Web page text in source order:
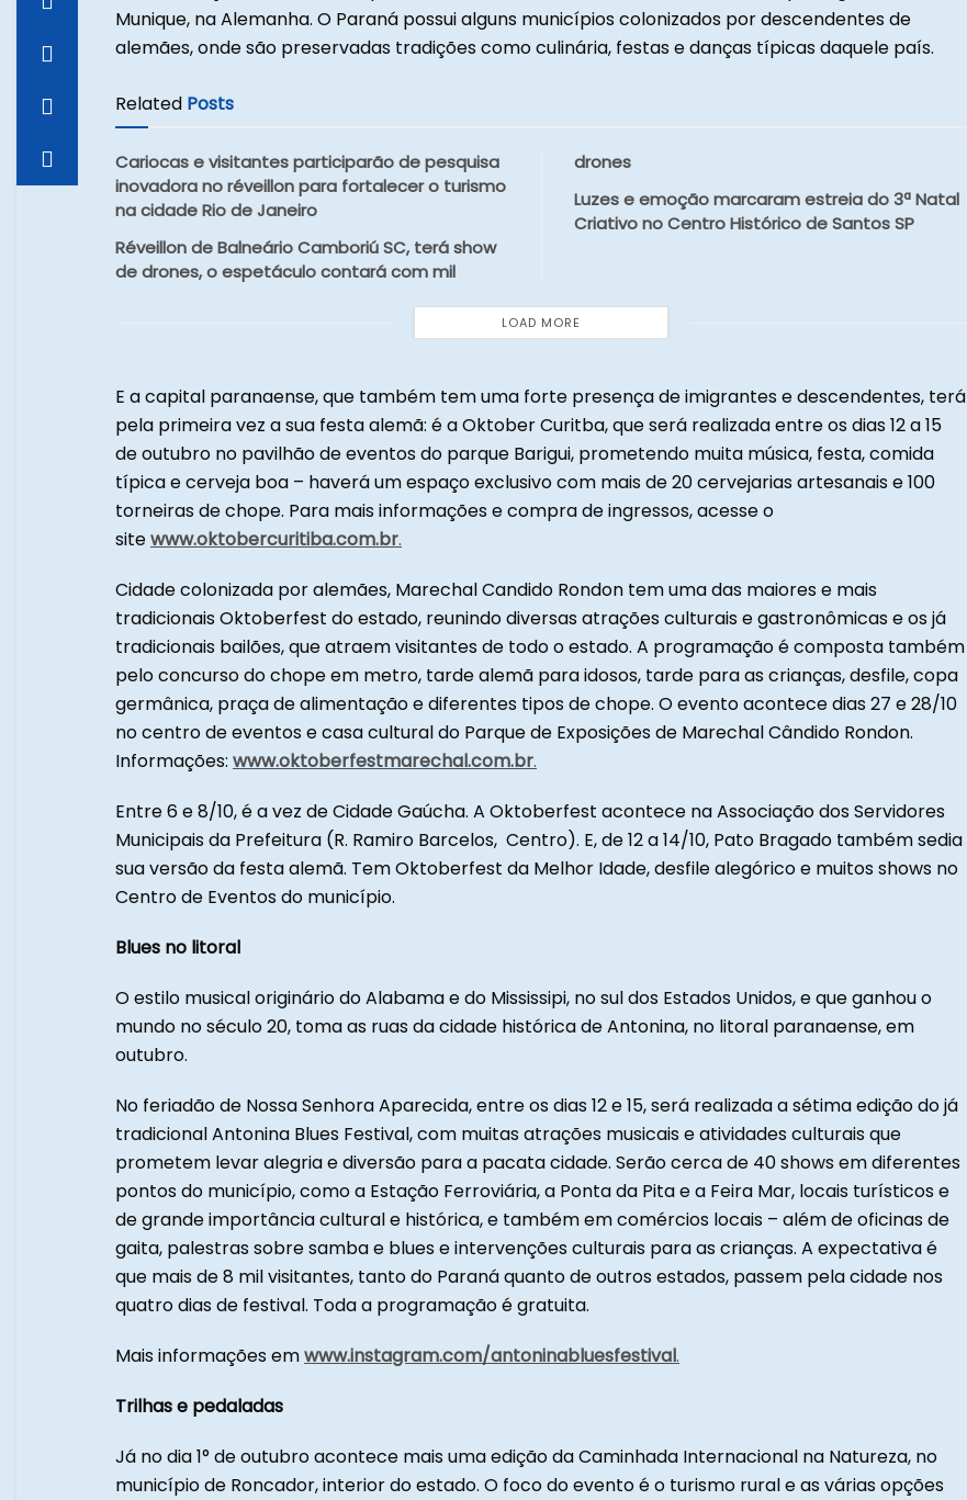
Munique, na Alemanha. O Paraná possui alguns municípios colonizados por descendentes de
alemães, onde são preservadas tradições como culinária, festas e danças típicas daquele país.
Related Posts
Cariocas e visitantes participarão de pesquisa
inovadora no réveillon para fortalecer o turismo
na cidade Rio de Janeiro
Réveillon de Balneário Camboriú SC, terá show
de drones, o espetáculo contará com mil
drones
Luzes e emoção marcaram estreia do 3ª Natal
Criativo no Centro Histórico de Santos SP
LOAD MORE
E a capital paranaense, que também tem uma forte presença de imigrantes e descendentes, terá
pela primeira vez a sua festa alemã: é a Oktober Curitba, que será realizada entre os dias 12 a 15
de outubro no pavilhão de eventos do parque Barigui, prometendo muita música, festa, comida
típica e cerveja boa – haverá um espaço exclusivo com mais de 20 cervejarias artesanais e 100
torneiras de chope. Para mais informações e compra de ingressos, acesse o
sitewww.oktobercuritiba.com.br.
Cidade colonizada por alemães, Marechal Candido Rondon tem uma das maiores e mais
tradicionais Oktoberfest do estado, reunindo diversas atrações culturais e gastronômicas e os já
tradicionais bailões, que atraem visitantes de todo o estado. A programação é composta também
pelo concurso do chope em metro, tarde alemã para idosos, tarde para as crianças, desfile, copa
germânica, praça de alimentação e diferentes tipos de chope. O evento acontece dias 27 e 28/10
no centro de eventos e casa cultural do Parque de Exposições de Marechal Cândido Rondon.
Informações: www.oktoberfestmarechal.com.br.
Entre 6 e 8/10, é a vez de Cidade Gaúcha. A Oktoberfest acontece na Associação dos Servidores
Municipais da Prefeitura (R. Ramiro Barcelos, Centro). E, de 12 a 14/10, Pato Bragado também sedia
sua versão da festa alemã. Tem Oktoberfest da Melhor Idade, desfile alegórico e muitos shows no
Centro de Eventos do município.
Blues no litoral
O estilo musical originário do Alabama e do Mississipi, no sul dos Estados Unidos, e que ganhou o
mundo no século 20, toma as ruas da cidade histórica de Antonina, no litoral paranaense, em
outubro.
No feriadão de Nossa Senhora Aparecida, entre os dias 12 e 15, será realizada a sétima edição do já
tradicional Antonina Blues Festival, com muitas atrações musicais e atividades culturais que
prometem levar alegria e diversão para a pacata cidade. Serão cerca de 40 shows em diferentes
pontos do município, como a Estação Ferroviária, a Ponta da Pita e a Feira Mar, locais turísticos e
de grande importância cultural e histórica, e também em comércios locais – além de oficinas de
gaita, palestras sobre samba e blues e intervenções culturais para as crianças. A expectativa é
que mais de 8 mil visitantes, tanto do Paraná quanto de outros estados, passem pela cidade nos
quatro dias de festival. Toda a programação é gratuita.
Mais informações emwww.instagram.com/antoninabluesfestival.
Trilhas e pedaladas
Já no dia 1° de outubro acontece mais uma edição da Caminhada Internacional na Natureza, no
município de Roncador, interior do estado. O foco do evento é o turismo rural e as várias opções